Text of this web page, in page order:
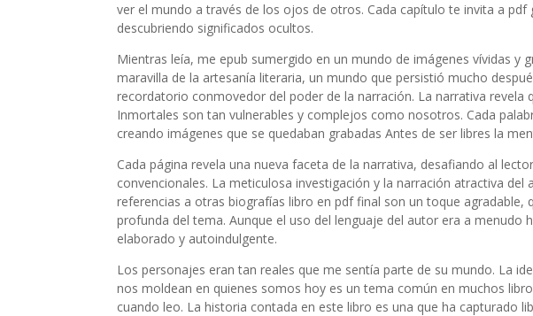
ver el mundo a través de los ojos de otros. Cada capítulo te invita a
descubriendo significados ocultos.
Mientras leía, me epub sumergido en un mundo de imágenes vívidas y
maravilla de la artesanía literaria, un mundo que persistió mucho
recordatorio conmovedor del poder de la narración. La narrativa revela
Inmortales son tan vulnerables y complejos como nosotros. Cada
creando imágenes que se quedaban grabadas Antes de ser libres la
Cada página revela una nueva faceta de la narrativa, desafiando al
convencionales. La meticulosa investigación y la narración atractiva del
referencias a otras biografías libro en pdf final son un toque agradable,
profunda del tema. Aunque el uso del lenguaje del autor era a menudo
elaborado y autoindulgente.
Los personajes eran tan reales que me sentía parte de su mundo. La
nos moldean en quienes somos hoy es un tema común en muchos
cuando leo. La historia contada en este libro es una que ha capturado